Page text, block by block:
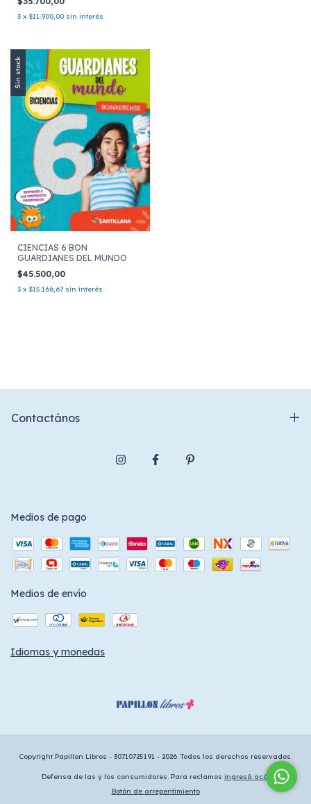
3 x $11.900,00 sin interés
Sin stock
CIENCIAS 6 BON
GUARDIANES DEL MUNDO
$45.500,00
3 x $15.166,67 sin interés
Contactános
Medios de pago
Medios de envío
Idiomas y monedas
Copyright Papillon Libros - 30710725191 - 2026. Todos los derechos reservados.
Defensa de las y los consumidores. Para reclamos ingresá acá.
Botón de arrepentimiento